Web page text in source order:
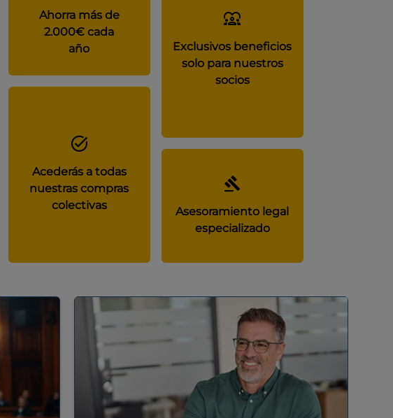
Ahorra más de
2.000€ cada
año
Exclusivos beneficios
solo para nuestros
socios
Acederás a todas
nuestras compras
colectivas
Asesoramiento legal
especializado